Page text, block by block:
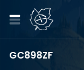
GC898ZF